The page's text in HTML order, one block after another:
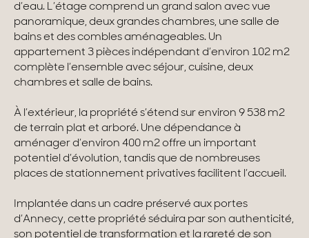
Maisons de ville
Maisons de campagne
Domaines
Réhabilitations & Terrains
Tous nos biens
d’eau. L’étage comprend un grand salon avec vue
panoramique, deux grandes chambres, une salle de
bains et des combles aménageables. Un
appartement 3 pièces indépendant d’environ 102 m2
complète l’ensemble avec séjour, cuisine, deux
chambres et salle de bains.
À l’extérieur, la propriété s’étend sur environ 9 538 m2
de terrain plat et arboré. Une dépendance à
aménager d’environ 400 m2 offre un important
potentiel d’évolution, tandis que de nombreuses
places de stationnement privatives facilitent l’accueil.
Implantée dans un cadre préservé aux portes
d’Annecy, cette propriété séduira par son authenticité,
son potentiel de transformation et la rareté de son